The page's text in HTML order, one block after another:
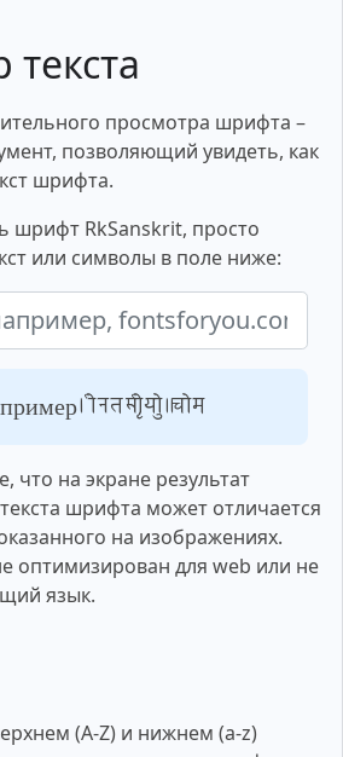
текста
просмотра шрифта –
позволяющий увидеть, как
шрифта.
шрифт RkSanskrit, просто
или символы в поле ниже:
fontsforyou.com
что на экране результат
шрифта может отличается
на изображениях.
оптимизирован для web или не
язык.
(A-Z) и нижнем (a-z)